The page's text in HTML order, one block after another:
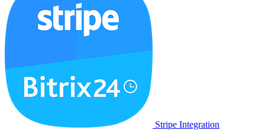
Stripe Integration